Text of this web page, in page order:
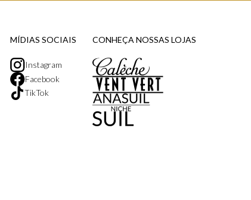
MÍDIAS SOCIAIS
Instagram
Facebook
TikTok
CONHEÇA NOSSAS LOJAS